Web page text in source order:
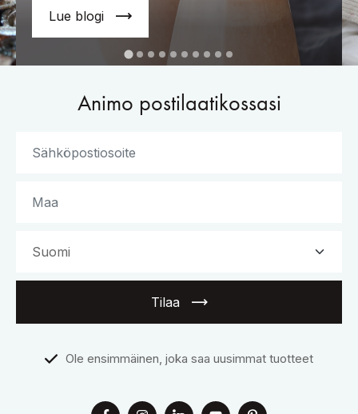
Lue blogi
Animo postilaatikossasi
Tilaa
Ole ensimmäinen, joka saa uusimmat tuotteet